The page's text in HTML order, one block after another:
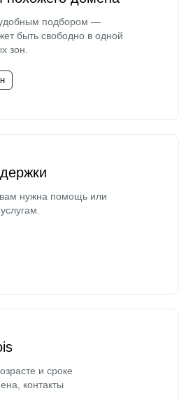
удобным подбором —
быть свободно в одной
зон.
нужна помощь или
и сроке
контакты